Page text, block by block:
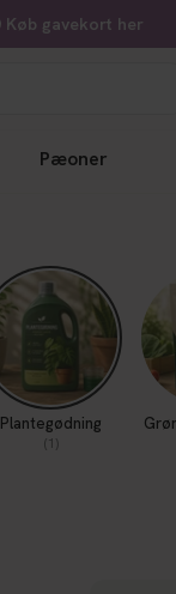
Køb gavekort her
Pæoner
Plantegødning
(1)